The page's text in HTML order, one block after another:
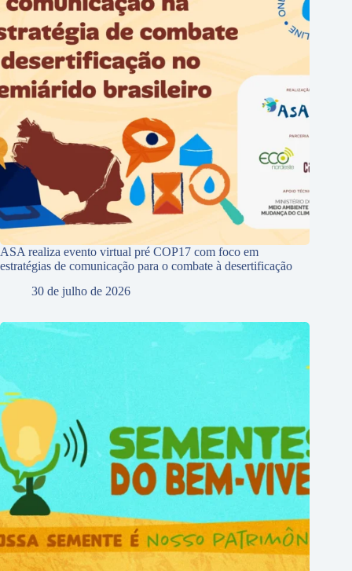
ASA realiza evento virtual pré COP17 com foco em
estratégias de comunicação para o combate à desertificação
30 de julho de 2026